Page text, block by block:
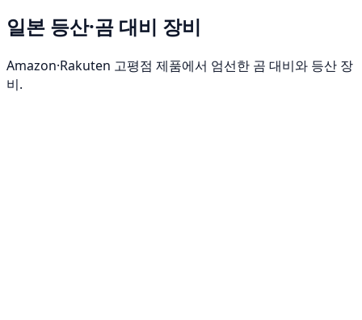
일본 등산·곰 대비 장비
Amazon·Rakuten 고평점 제품에서 엄선한 곰 대비와 등산 장
비.